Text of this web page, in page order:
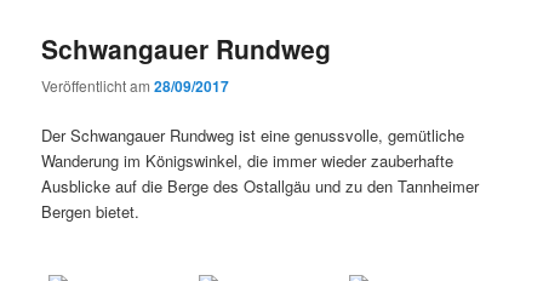
Schwangauer Rundweg
Veröffentlicht am28/09/2017
Der Schwangauer Rundweg ist eine genussvolle, gemütliche
Wanderung im Königswinkel, die immer wieder zauberhafte
Ausblicke auf die Berge des Ostallgäu und zu den Tannheimer
Bergen bietet.